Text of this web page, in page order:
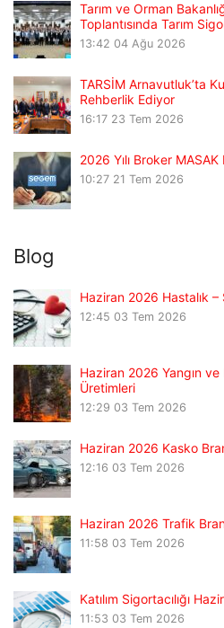
Tarım ve Orman
Toplantısında Tarım
13:42 04 Ağu 2026
TARSİM Arnavutluk’ta
Rehberlik Ediyor
16:17 23 Tem 2026
2026 Yılı Broker MASAK
10:27 21 Tem 2026
Blog
Haziran 2026 Hastalık –
12:45 03 Tem 2026
Haziran 2026 Yangın
Üretimleri
12:29 03 Tem 2026
Haziran 2026 Kasko
12:16 03 Tem 2026
Haziran 2026 Trafik
11:58 03 Tem 2026
Katılım Sigortacılığı
11:53 03 Tem 2026